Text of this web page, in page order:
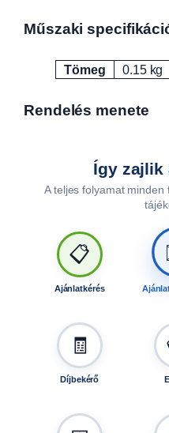
,
0
Műszaki
Attribútumok
Tömeg 0.15 kg
Rendelés menete
Így zajlik
A teljes folyamat
📋
Ajánlatkérés
🧾
Díjbekérő